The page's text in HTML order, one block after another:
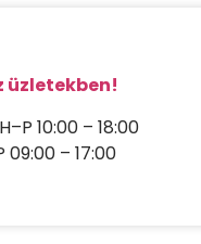
üzletekben!
10:00 – 18:00
– 17:00